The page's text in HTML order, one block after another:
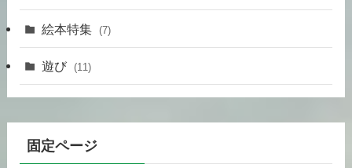
絵本特集 (7)
遊び (11)
固定ページ